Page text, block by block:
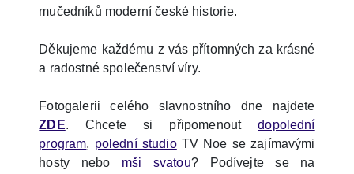
mučedníků moderní české historie.
Děkujeme každému z vás přítomných za krásné
a radostné společenství víry.
Fotogalerii celého slavnostního dne najdete
ZDE. Chcete si připomenoutdopolední
program, polední studioTV Noe se zajímavými
hosty nebo mši svatou? Podívejte se na